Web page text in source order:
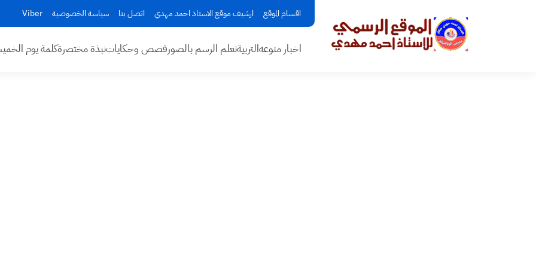
اقسام الموقع ارشيف موقع الاستاذ احمد مهدي اتصل بنا سياسة الخصوصية Viber
اخبار منوعهالتربيةتعلم الرسم بالصورقصص وحكاياتنبذة مختصرةكلمة يوم